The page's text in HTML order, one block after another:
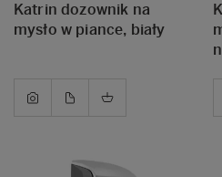
Katrin dozownik na
mysło w piance, biały